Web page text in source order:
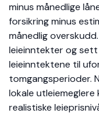
minus månedlige
forsikring minus
månedlig
leieinntekter og
leieinntektene til
tomgangsperioder.
lokale
realistiske